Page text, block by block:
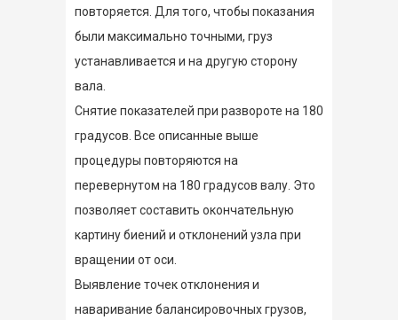
повторяется. Для того, чтобы показания
были максимально точными, груз
устанавливается и на другую сторону
вала.
Снятие показателей при развороте на 180
градусов. Все описанные выше
процедуры повторяются на
перевернутом на 180 градусов валу. Это
позволяет составить окончательную
картину биений и отклонений узла при
вращении от оси.
Выявление точек отклонения и
наваривание балансировочных грузов,